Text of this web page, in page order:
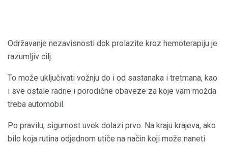
Održavanje nezavisnosti dok prolazite kroz hemoterapiju je
razumljiv cilj.
To može uključivati ​​vožnju do i od sastanaka i tretmana, kao
i sve ostale radne i porodične obaveze za koje vam možda
treba automobil.
Po pravilu, sigurnost uvek dolazi prvo. Na kraju krajeva, ako
bilo koja rutina odjednom utiče na način koji može naneti